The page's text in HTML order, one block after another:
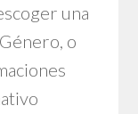
una
o